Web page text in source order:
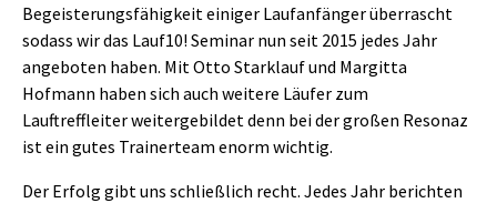
Begeisterungsfähigkeit einiger Laufanfänger überrascht
sodass wir das Lauf10! Seminar nun seit 2015 jedes Jahr
angeboten haben. Mit Otto Starklauf und Margitta
Hofmann haben sich auch weitere Läufer zum
Lauftreffleiter weitergebildet denn bei der großen Resonaz
ist ein gutes Trainerteam enorm wichtig.
Der Erfolg gibt uns schließlich recht. Jedes Jahr berichten